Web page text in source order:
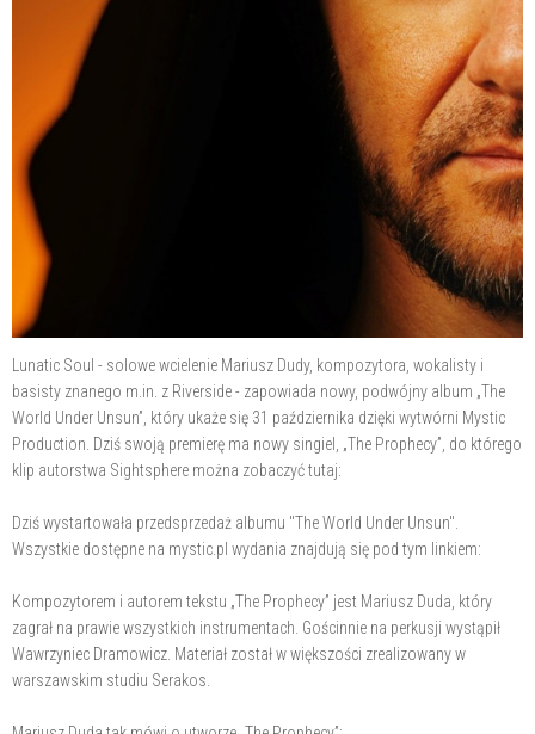
Lunatic Soul - solowe wcielenie Mariusz Dudy, kompozytora, wokalisty i
basisty znanego m.in. z Riverside - zapowiada nowy, podwójny album „The
World Under Unsun”, który ukaże się 31 października dzięki wytwórni Mystic
Production. Dziś swoją premierę ma nowy singiel, „The Prophecy”, do którego
klip autorstwa Sightsphere można zobaczyć tutaj:
Dziś wystartowała przedsprzedaż albumu "The World Under Unsun".
Wszystkie dostępne na mystic.pl wydania znajdują się pod tym linkiem:
Kompozytorem i autorem tekstu „The Prophecy” jest Mariusz Duda, który
zagrał na prawie wszystkich instrumentach. Gościnnie na perkusji wystąpił
Wawrzyniec Dramowicz. Materiał został w większości zrealizowany w
warszawskim studiu Serakos.